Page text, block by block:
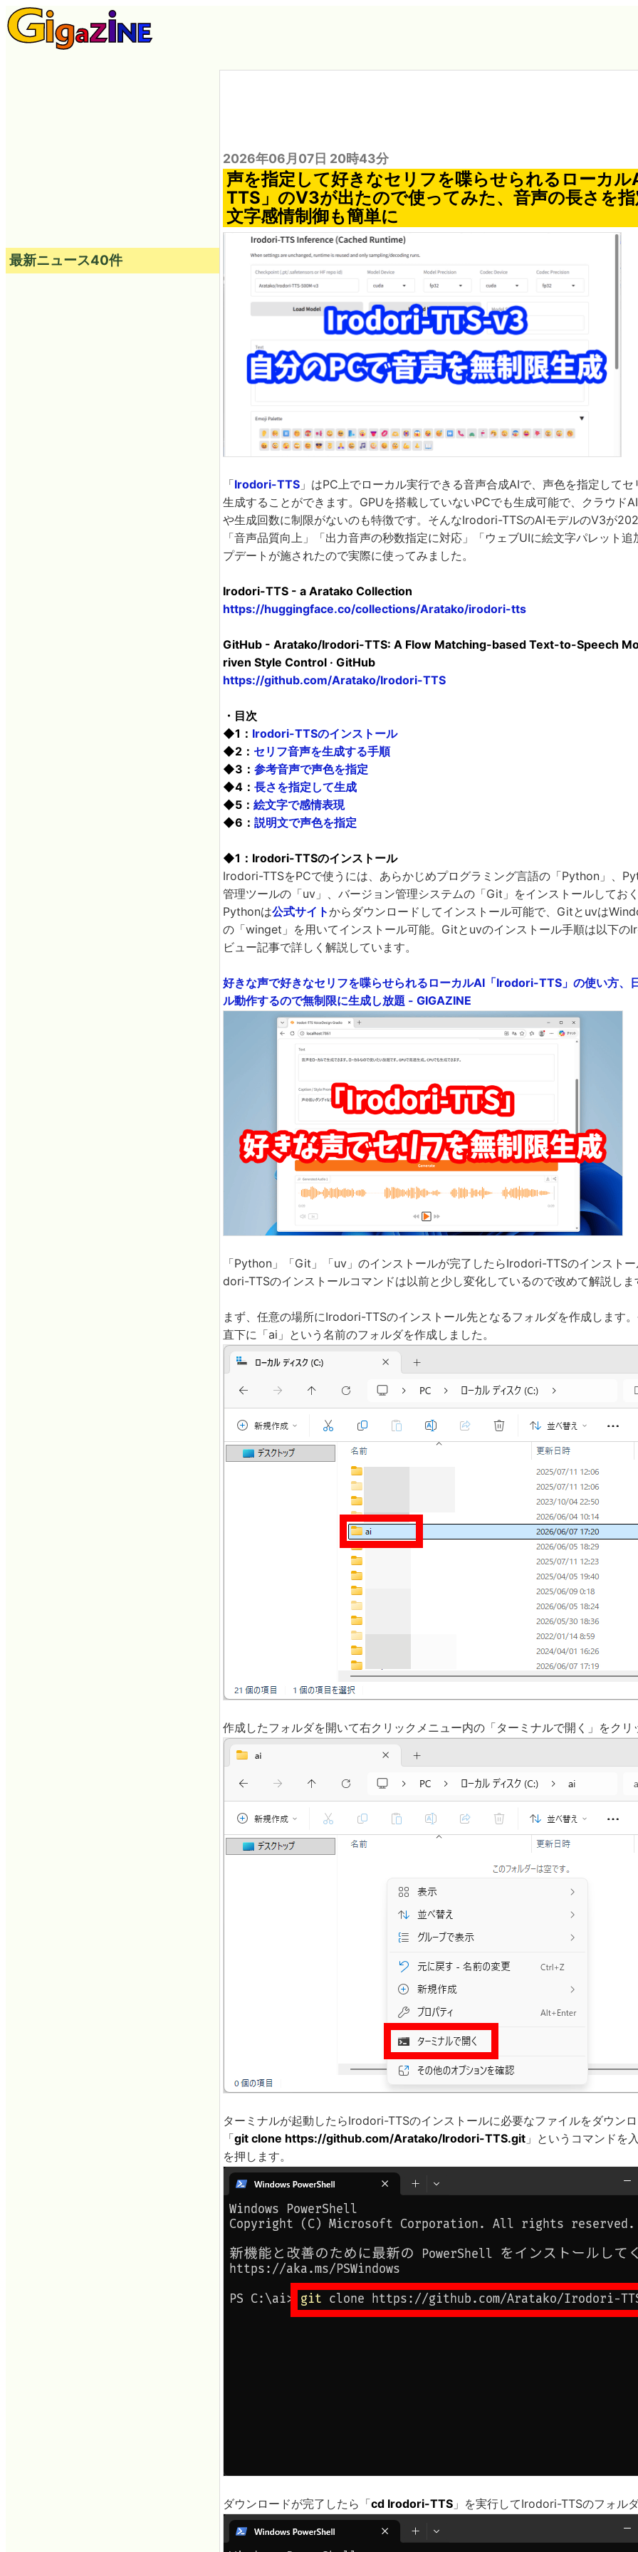
2026年06月07日 20時43分
声を指定して好きなセリフを喋らせられるローカ
TTS」のV3が出たので使ってみた、音声の長さを
文字感情制御も簡単に
「Irodori-TTS 」はPC上でローカル実行できる音声合成AIで、声色を指定して
生成することができます。GPUを搭載していないPCでも生成可能で、クラウド
や生成回数に制限がないのも特徴です。そんなIrodori-TTSのAIモデルのV3が
「音声品質向上」「出力音声の秒数指定に対応」「ウェブUIに絵文字パレット
プデートが施されたので実際に使ってみました。
Irodori-TTS - a Aratako Collection
https://huggingface.co/collections/Aratako/irodori-tts
GitHub - Aratako/Irodori-TTS: A Flow Matching-based Text-to-Speech
riven Style Control · GitHub
https://github.com/Aratako/Irodori-TTS
・目次
◆1： Irodori-TTSのインストール
◆2： セリフ音声を生成する手順
◆3： 参考音声で声色を指定
◆4： 長さを指定して生成
◆5： 絵文字で感情表現
◆6： 説明文で声色を指定
◆1：Irodori-TTSのインストール
Irodori-TTSをPCで使うには、あらかじめプログラミング言語の「Python」、
管理ツールの「uv」、バージョン管理システムの「Git」をインストールしてお
Pythonは公式サイトからダウンロードしてインストール可能で、Gitとuvは
の「winget」を用いてインストール可能。Gitとuvのインストール手順は以下の
ビュー記事で詳しく解説しています。
好きな声で好きなセリフを喋らせられるローカルAI「Irodori-TTS」の使い方、
ル動作するので無制限に生成し放題 - GIGAZINE
「Python」「Git」「uv」のインストールが完了したらIrodori-TTSのインスト
dori-TTSのインストールコマンドは以前と少し変化しているので改めて解説しま
まず、任意の場所にIrodori-TTSのインストール先となるフォルダを作成します
直下に「ai」という名前のフォルダを作成しました。
作成したフォルダを開いて右クリックメニュー内の「ターミナルで開く」をクリ
ターミナルが起動したらIrodori-TTSのインストールに必要なファイルをダウン
「git clone https://github.com/Aratako/Irodori-TTS.git 」というコマンドを
を押します。
ダウンロードが完了したら「cd Irodori-TTS 」を実行してIrodori-TTSのフォル
最新ニュース40件